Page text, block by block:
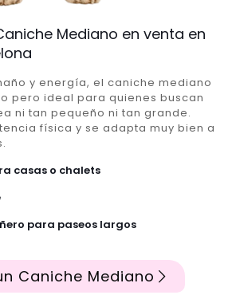
Mediano en venta en
y energía, el caniche mediano
pero ideal para quienes buscan
ni tan pequeño ni tan grande.
física y se adapta muy bien a
casas o chalets
para paseos largos
Caniche Mediano